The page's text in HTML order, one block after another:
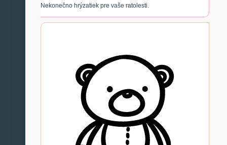
Nekonečno hrýzatiek pre vaše ratolesti.